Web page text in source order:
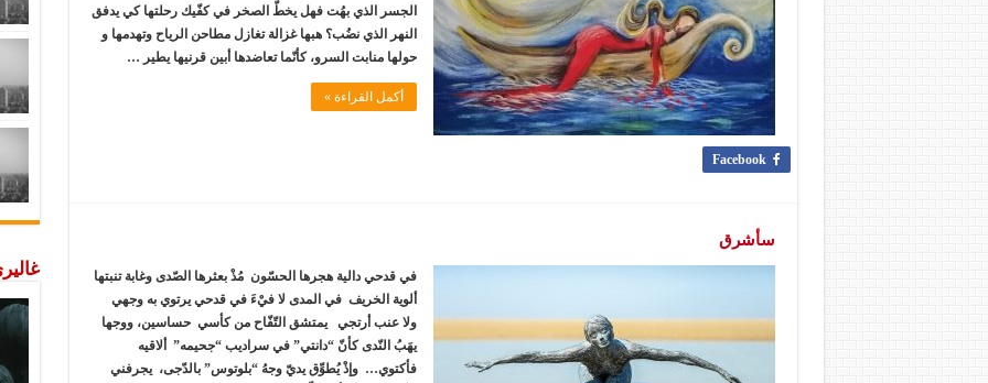
الجسر الذي بهُت فهل يخطّ الصخر في كفّيك رحلتها كي يدفق
النهر الذي نضُب؟ هبها غزالة تغازل مطاحن الرياح وتهدمها و
حولها منابت السرو، كأنّما تعاضدها أبين قرنيها يطير …
أكمل القراءة »
Facebook
سأشرق
في قدحي دالية هجرها الحسّون مُذْ بعثرها الصّدى وغابة تنبتها
ألوية الخريف في المدى لا فيْءَ في قدحي يرتوي به وجهي
ولا عنب أرتجي يمتشق التّفّاح من كأسي حساسين، ووجها
يهَبُ النّدى كأنّ “دانتي” في سراديب “جحيمه” ألاقيه
فأكتوي… وإذْ يُطوِّق يديّ وجهُ “بلوتوس” بالدّجى، يجرفني